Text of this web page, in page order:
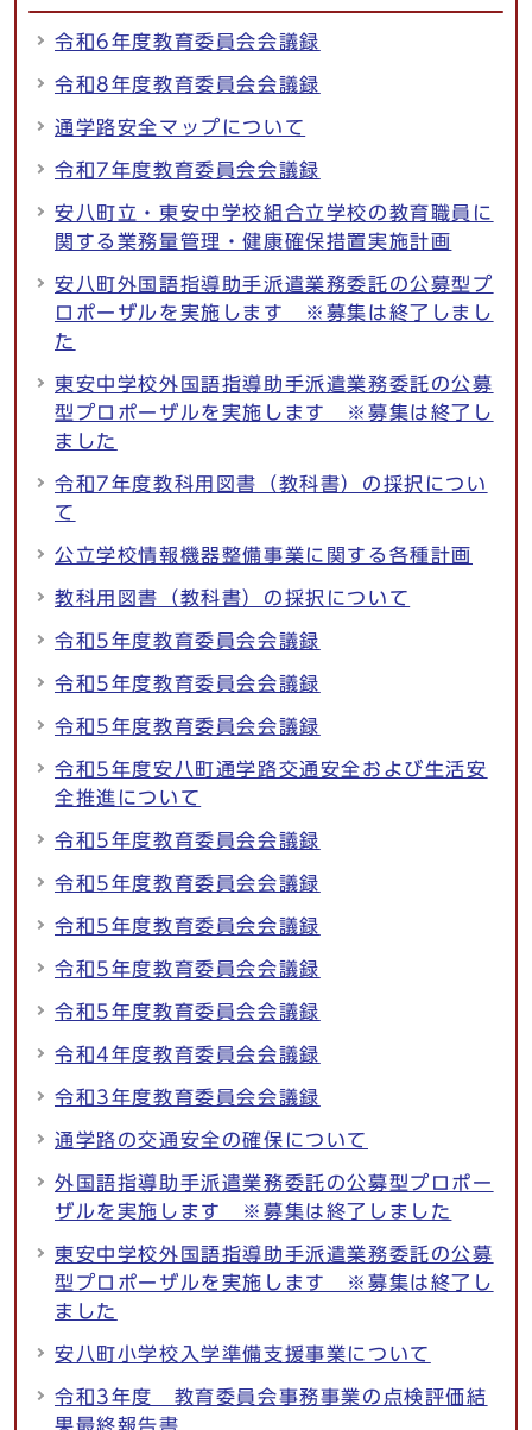
令和6年度教育委員会会議録
令和8年度教育委員会会議録
通学路安全マップについて
令和7年度教育委員会会議録
安八町立・東安中学校組合立学校の教育職員に
関する業務量管理・健康確保措置実施計画
安八町外国語指導助手派遣業務委託の公募型プ
ロポーザルを実施します ※募集は終了しまし
た
東安中学校外国語指導助手派遣業務委託の公募
型プロポーザルを実施します ※募集は終了し
ました
令和7年度教科用図書（教科書）の採択につい
て
公立学校情報機器整備事業に関する各種計画
教科用図書（教科書）の採択について
令和5年度教育委員会会議録
令和5年度教育委員会会議録
令和5年度教育委員会会議録
令和5年度安八町通学路交通安全および生活安
全推進について
令和5年度教育委員会会議録
令和5年度教育委員会会議録
令和5年度教育委員会会議録
令和5年度教育委員会会議録
令和5年度教育委員会会議録
令和4年度教育委員会会議録
令和3年度教育委員会会議録
通学路の交通安全の確保について
外国語指導助手派遣業務委託の公募型プロポー
ザルを実施します ※募集は終了しました
東安中学校外国語指導助手派遣業務委託の公募
型プロポーザルを実施します ※募集は終了し
ました
安八町小学校入学準備支援事業について
令和3年度 教育委員会事務事業の点検評価結
果最終報告書